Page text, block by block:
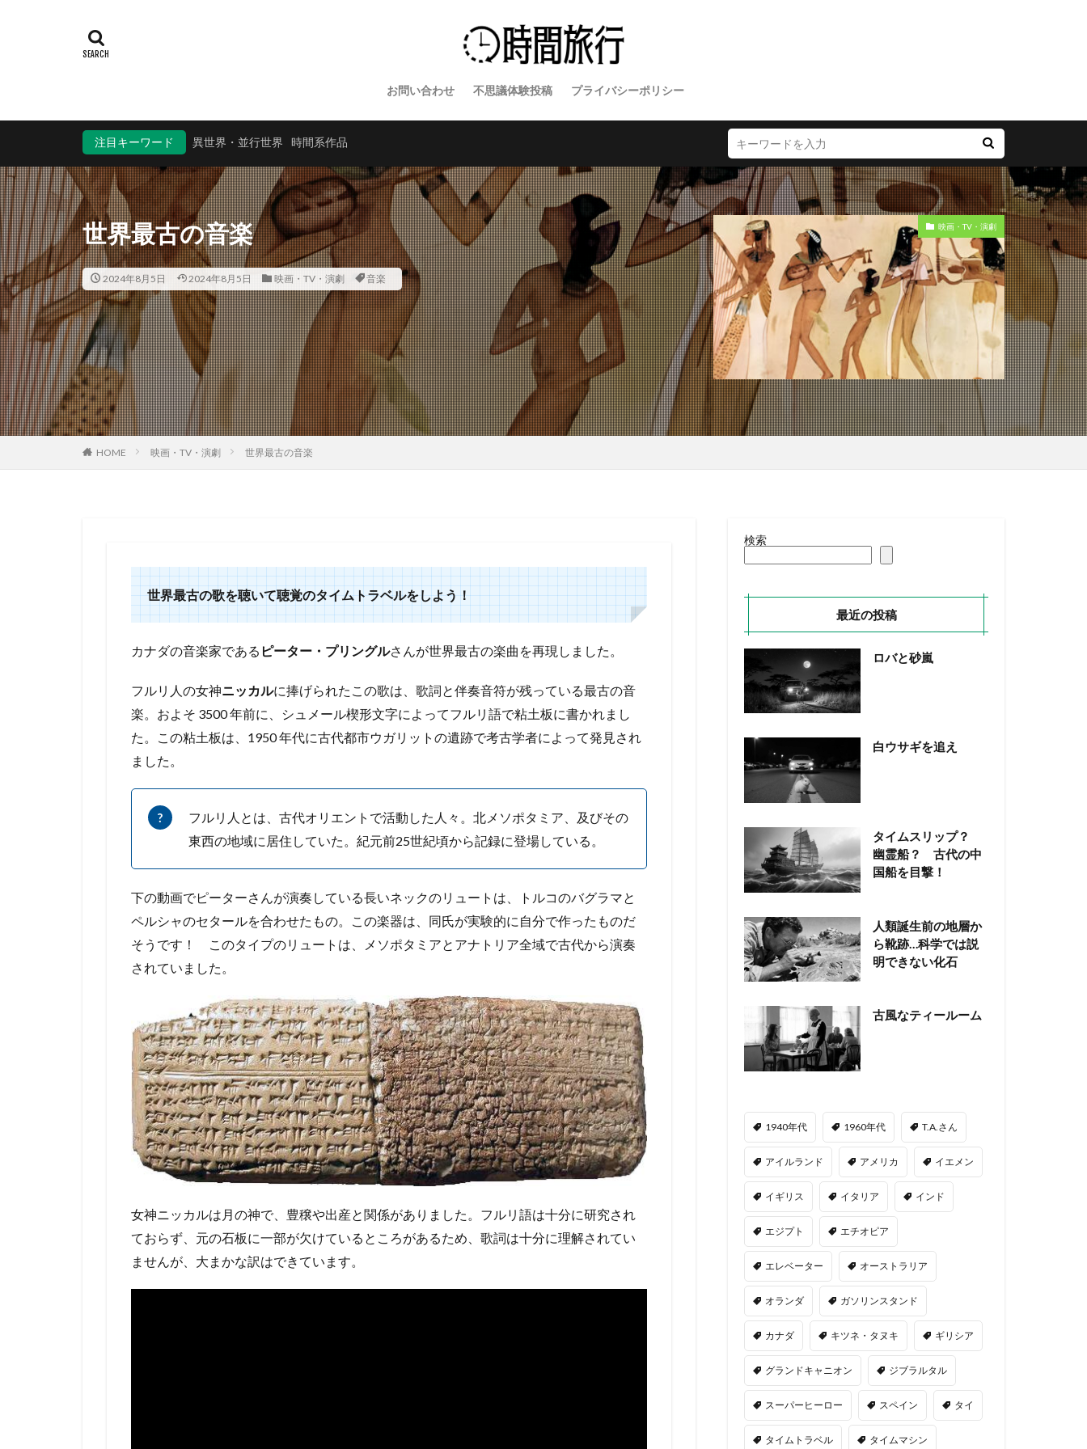
お問い合わせ 不思議体験投稿 プライバシーポリシー
注目キーワード 異世界・並行世界 時間系作品
世界最古の音楽
2024年8月5日 2024年8月5日 映画・TV・演劇 音楽
映画・TV・演劇
HOME 映画・TV・演劇 世界最古の音楽
世界最古の歌を聴いて聴覚のタイムトラベルをしよう！
カナダの音楽家である ピーター・プリングルさんが世界最古の楽曲を再現しました。
フルリ人の女神 ニッカルに捧げられたこの歌は、歌詞と伴奏音符が残っている最古の音
楽。およそ 3500 年前に、シュメール楔形文字によってフルリ語で粘土板に書かれまし
た。この粘土板は、1950 年代に古代都市ウガリットの遺跡で考古学者によって発見され
ました。
フルリ人とは、古代オリエントで活動した人々。北メソポタミア、及びその
東西の地域に居住していた。紀元前25世紀頃から記録に登場している。
下の動画でピーターさんが演奏している長いネックのリュートは、トルコのバグラマと
ペルシャのセタールを合わせたもの。この楽器は、同氏が実験的に自分で作ったものだ
そうです！ このタイプのリュートは、メソポタミアとアナトリア全域で古代から演奏
されていました。
女神ニッカルは月の神で、豊穣や出産と関係がありました。フルリ語は十分に研究され
ておらず、元の石板に一部が欠けているところがあるため、歌詞は十分に理解されてい
ませんが、大まかな訳はできています。
検索
最近の投稿
ロバと砂嵐
白ウサギを追え
タイムスリップ？
幽霊船？ 古代の中
国船を目撃！
人類誕生前の地層か
ら靴跡…科学では説
明できない化石
古風なティールーム
1940年代 1960年代 T.A.さん
アイルランド アメリカ イエメン
イギリス イタリア インド
エジプト エチオピア
エレベーター オーストラリア
オランダ ガソリンスタンド
カナダ キツネ・タヌキ ギリシア
グランドキャニオン ジブラルタル
スーパーヒーロー スペイン タイ
タイムトラベル タイムマシン